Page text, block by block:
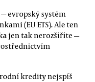
evropský systém
(EU ETS). Ale ten
jen tak nerozšíříte —
kredity nejspíš